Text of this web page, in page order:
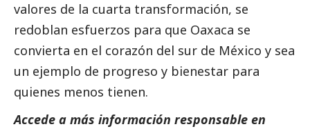
valores de la cuarta transformación, se
redoblan esfuerzos para que Oaxaca se
convierta en el corazón del sur de México y sea
un ejemplo de progreso y bienestar para
quienes menos tienen.
Accede a más información responsable en